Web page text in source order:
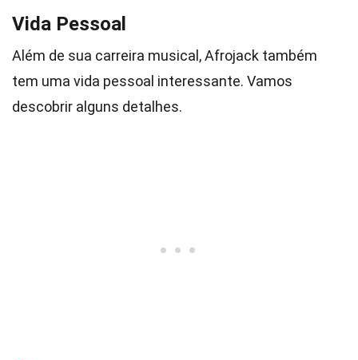
Vida Pessoal
Além de sua carreira musical, Afrojack também
tem uma vida pessoal interessante. Vamos
descobrir alguns detalhes.